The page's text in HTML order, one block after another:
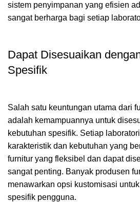
sistem penyimpanan yang efisien
sangat berharga bagi setiap
Dapat Disesuaikan
Spesifik
Salah satu keuntungan utama dari
adalah kemampuannya untuk
kebutuhan spesifik. Setiap
karakteristik dan kebutuhan yang
furnitur yang fleksibel dan dapat
sangat penting. Banyak produsen
menawarkan opsi kustomisasi
spesifik pengguna.